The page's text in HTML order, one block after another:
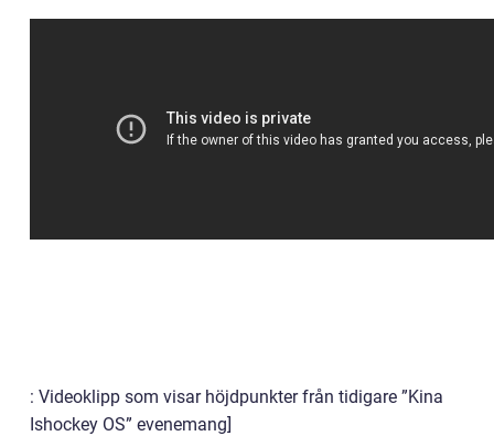
: Videoklipp som visar höjdpunkter från tidigare ”Kina
Ishockey OS” evenemang]